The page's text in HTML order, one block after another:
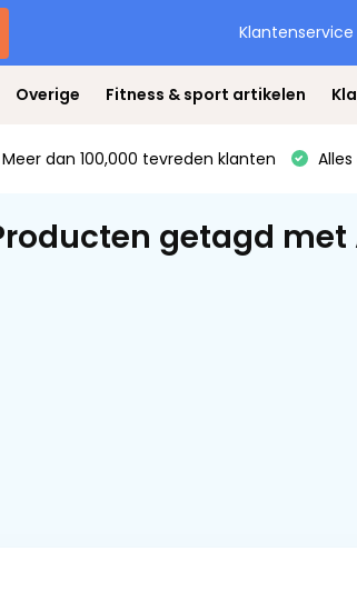
Klantenservice
Overige Fitness & sport artikelen
Meer dan 100,000 tevreden klanten
getagd met